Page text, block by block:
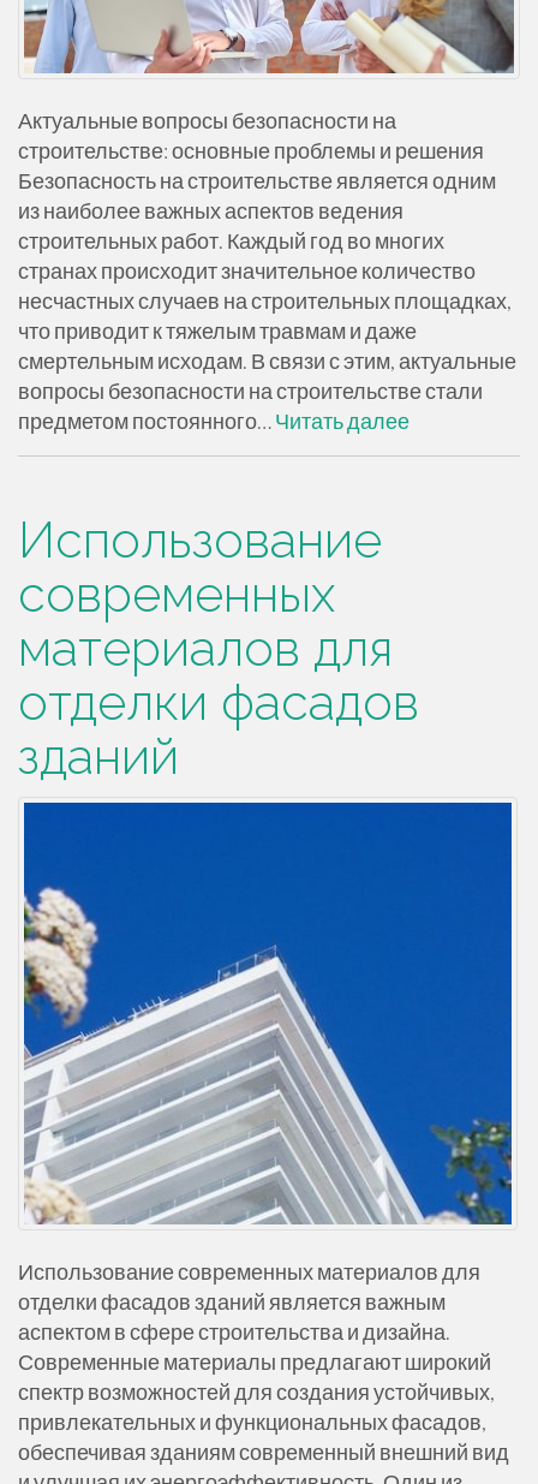
Актуальные вопросы безопасности на
строительстве: основные проблемы и решения
Безопасность на строительстве является одним
из наиболее важных аспектов ведения
строительных работ. Каждый год во многих
странах происходит значительное количество
несчастных случаев на строительных площадках,
что приводит к тяжелым травмам и даже
смертельным исходам. В связи с этим, актуальные
вопросы безопасности на строительстве стали
предметом постоянного…Читать далее
Использование
современных
материалов для
отделки фасадов
зданий
Использование современных материалов для
отделки фасадов зданий является важным
аспектом в сфере строительства и дизайна.
Современные материалы предлагают широкий
спектр возможностей для создания устойчивых,
привлекательных и функциональных фасадов,
обеспечивая зданиям современный внешний вид